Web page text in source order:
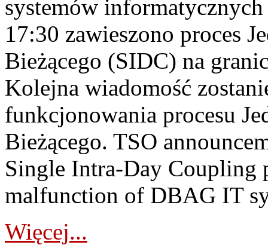
systemów
17:30 zawieszono proces
Bieżącego (SIDC) na
Kolejna wiadomość
funkcjonowania procesu
Bieżącego. TSO
Single Intra-Day Coupling
malfunction of DBAG IT
Więcej...